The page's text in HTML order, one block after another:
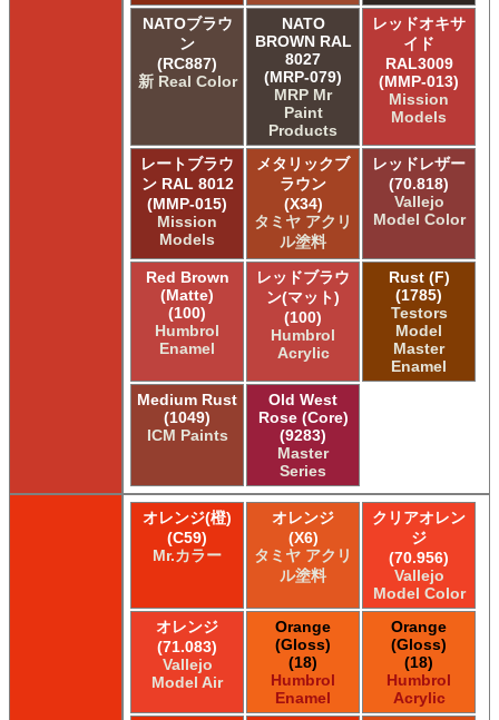
NATOブラウ
ン
(RC887)
新 Real Color
NATO
BROWN RAL
8027
(MRP-079)
MRP Mr
Paint
Products
レッドオキサ
イド
RAL3009
(MMP-013)
Mission
Models
レートブラウ
ン RAL 8012
(MMP-015)
Mission
Models
メタリックブ
ラウン
(X34)
タミヤ アクリ
ル塗料
レッドレザー
(70.818)
Vallejo
Model Color
Red Brown
(Matte)
(100)
Humbrol
Enamel
レッドブラウ
ン(マット)
(100)
Humbrol
Acrylic
Rust (F)
(1785)
Testors
Model
Master
Enamel
Medium Rust
(1049)
ICM Paints
Old West
Rose (Core)
(9283)
Master
Series
オレンジ(橙)
(C59)
Mr.カラー
オレンジ
(X6)
タミヤ アクリ
ル塗料
クリアオレン
ジ
(70.956)
Vallejo
Model Color
オレンジ
(71.083)
Vallejo
Model Air
Orange
(Gloss)
(18)
Humbrol
Enamel
Orange
(Gloss)
(18)
Humbrol
Acrylic